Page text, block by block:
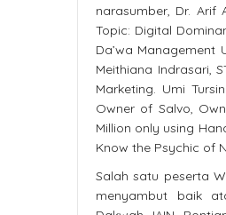
narasumber, Dr. Arif
Topic: Digital
Da’wa Management
Meithiana Indrasari,
Marketing. Umi
Owner of Salvo,
Million only using
Know the Psychic of
Salah satu peserta
menyambut baik